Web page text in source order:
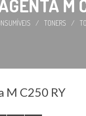
M
/ TONERS /
M C250 RY